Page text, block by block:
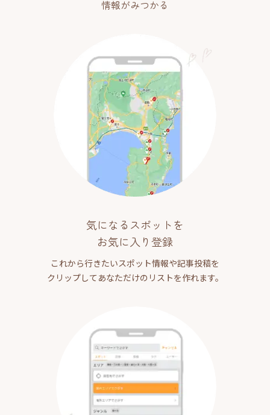
情報がみつかる
気になるスポットを
お気に入り登録
これから行きたいスポット情報や記事投稿を
クリップしてあなただけのリストを作れます。